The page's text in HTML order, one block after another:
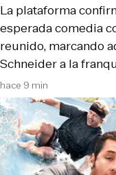
hace 9 min
La plataforma
esperada comedia
reunido, marcando
Schneider a la